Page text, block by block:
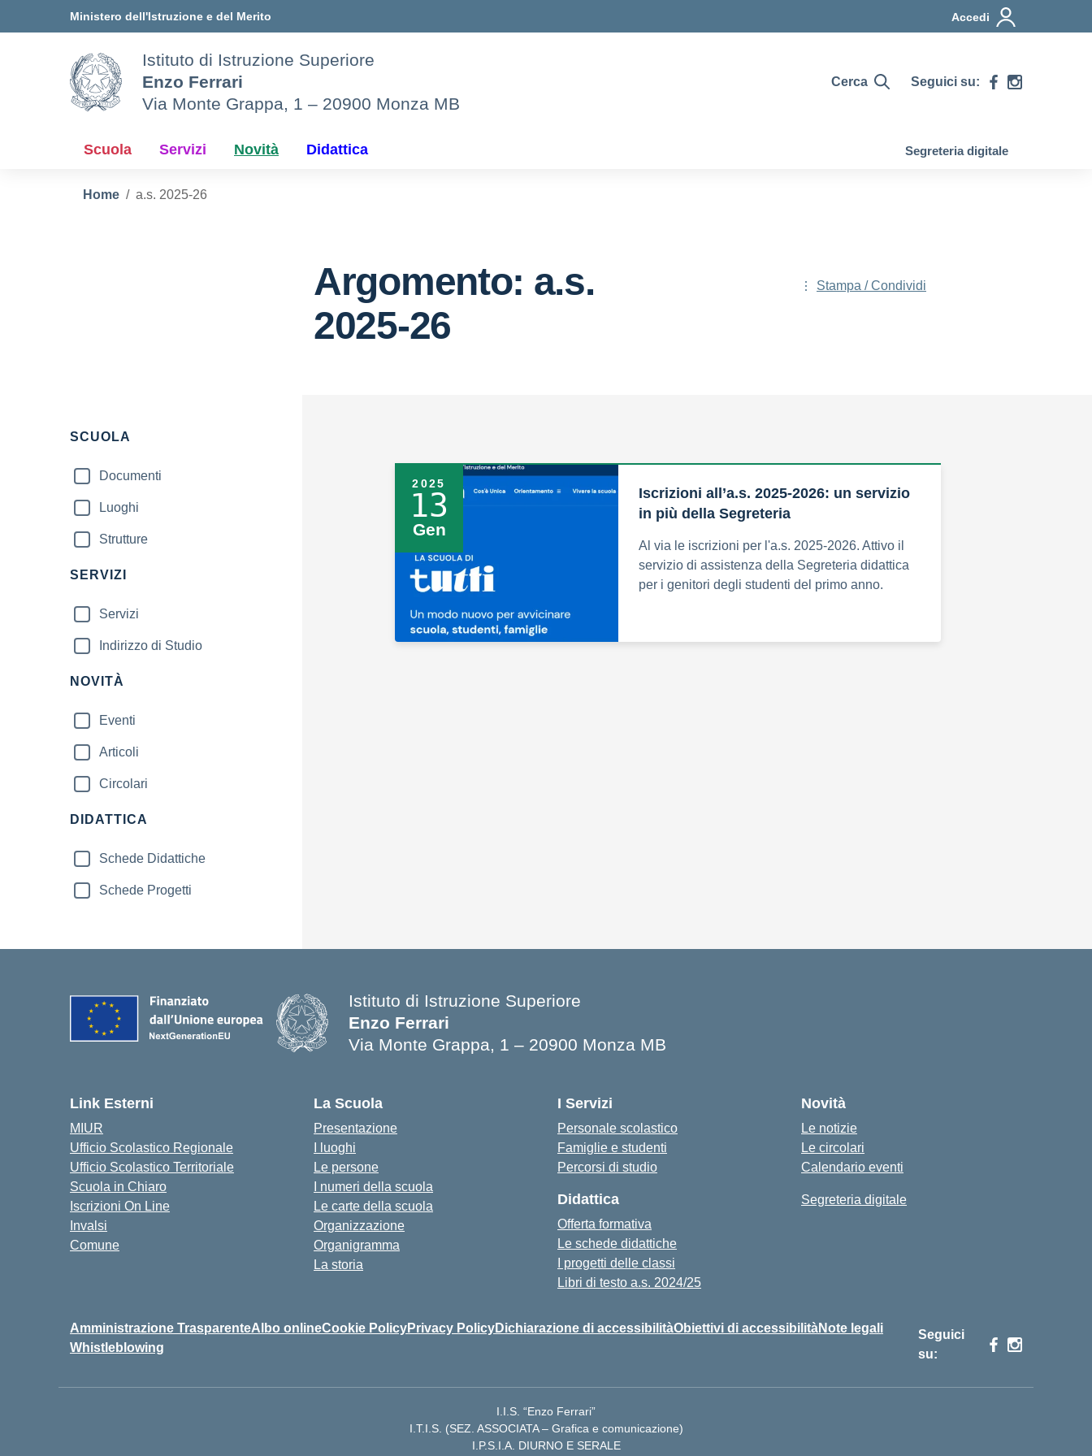
Ministero dell'Istruzione e del Merito Accedi
Istituto di Istruzione Superiore
Enzo Ferrari
Via Monte Grappa, 1 – 20900 Monza MB
Cerca Seguici su:
Scuola Servizi Novità Didattica Segreteria digitale
Home a.s. 2025-26
Argomento: a.s.
2025-26
Stampa / Condividi
SCUOLA
Documenti
Luoghi
Strutture
SERVIZI
Servizi
Indirizzo di Studio
NOVITÀ
Eventi
Articoli
Circolari
DIDATTICA
Schede Didattiche
Schede Progetti
2025
13
Gen
Iscrizioni all’a.s. 2025-2026: un servizio
in più della Segreteria
Al via le iscrizioni per l'a.s. 2025-2026. Attivo il
servizio di assistenza della Segreteria didattica
per i genitori degli studenti del primo anno.
Istituto di Istruzione Superiore
Enzo Ferrari
Via Monte Grappa, 1 – 20900 Monza MB
Link Esterni
MIUR
Ufficio Scolastico Regionale
Ufficio Scolastico Territoriale
Scuola in Chiaro
Iscrizioni On Line
Invalsi
Comune
La Scuola
Presentazione
I luoghi
Le persone
I numeri della scuola
Le carte della scuola
Organizzazione
Organigramma
La storia
I Servizi
Personale scolastico
Famiglie e studenti
Percorsi di studio
Didattica
Offerta formativa
Le schede didattiche
I progetti delle classi
Libri di testo a.s. 2024/25
Novità
Le notizie
Le circolari
Calendario eventi
Segreteria digitale
Amministrazione TrasparenteAlbo onlineCookie PolicyPrivacy PolicyDichiarazione di accessibilitàObiettivi di accessibilitàNote legali
Whistleblowing
Seguici
su:
I.I.S. “Enzo Ferrari”
I.T.I.S. (SEZ. ASSOCIATA – Grafica e comunicazione)
I.P.S.I.A. DIURNO E SERALE